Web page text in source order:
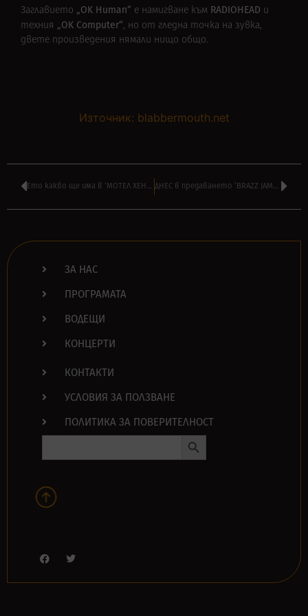
Заглавието „OK Human“ e намигване към RADIOHEAD и
техния „OK Computer“, но от гледна точка на зувка,
двете произведения нямали нищо общо.
Източник: blabbermouth.net
Ето какво ще има в ‘МОТЕЛ ХЕНТАЙ’ на НАСО РУСКОВ от 16:00 ДНЕС в предаването ‘BRAZZ JAMBOREE’ на ВИЛИ СТОЯНОВ от 14:00
ЗА НАС
ПРОГРАМАТА
ВОДЕЩИ
КОНЦЕРТИ
КОНТАКТИ
УСЛОВИЯ ЗА ПОЛЗВАНЕ
ПОЛИТИКА ЗА ПОВЕРИТЕЛНОСТ
Search
Search Button